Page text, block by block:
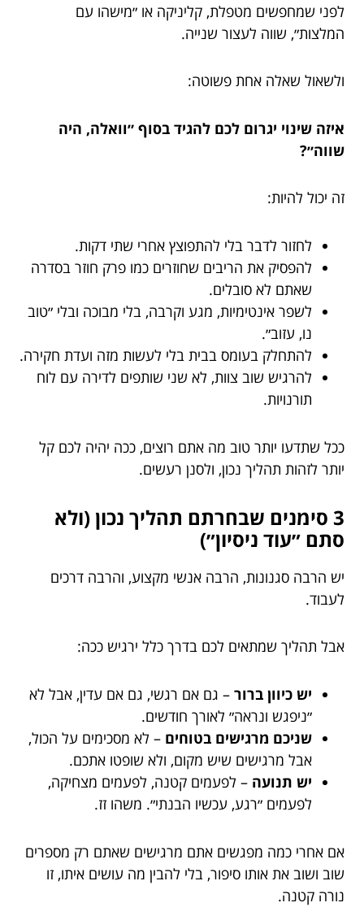
לפני שמחפשים מטפלת, קליניקה או ״מישהו עם
המלצות״, שווה לעצור שנייה.
ולשאול שאלה אחת פשוטה:
איזה שינוי יגרום לכם להגיד בסוף ״וואלה, היה
שווה״?
זה יכול להיות:
לחזור לדבר בלי להתפוצץ אחרי שתי דקות.
להפסיק את הריבים שחוזרים כמו פרק חוזר בסדרה
שאתם לא סובלים.
לשפר אינטימיות, מגע וקרבה, בלי מבוכה ובלי ״טוב
נו, עזוב״.
להתחלק בעומס בבית בלי לעשות מזה ועדת חקירה.
להרגיש שוב צוות, לא שני שותפים לדירה עם לוח
תורנויות.
ככל שתדעו יותר טוב מה אתם רוצים, ככה יהיה לכם קל
יותר לזהות תהליך נכון, ולסנן רעשים.
3 סימנים שבחרתם תהליך נכון (ולא
סתם ״עוד ניסיון״)
יש הרבה סגנונות, הרבה אנשי מקצוע, והרבה דרכים
לעבוד.
אבל תהליך שמתאים לכם בדרך כלל ירגיש ככה:
יש כיוון ברור – גם אם רגשי, גם אם עדין, אבל לא
״ניפגש ונראה״ לאורך חודשים.
שניכם מרגישים בטוחים – לא מסכימים על הכול,
אבל מרגישים שיש מקום, ולא שופטו אתכם.
יש תנועה – לפעמים קטנה, לפעמים מצחיקה,
לפעמים ״רגע, עכשיו הבנתי״. משהו זז.
אם אחרי כמה מפגשים אתם מרגישים שאתם רק מספרים
שוב ושוב את אותו סיפור, בלי להבין מה עושים איתו, זו
נורה קטנה.